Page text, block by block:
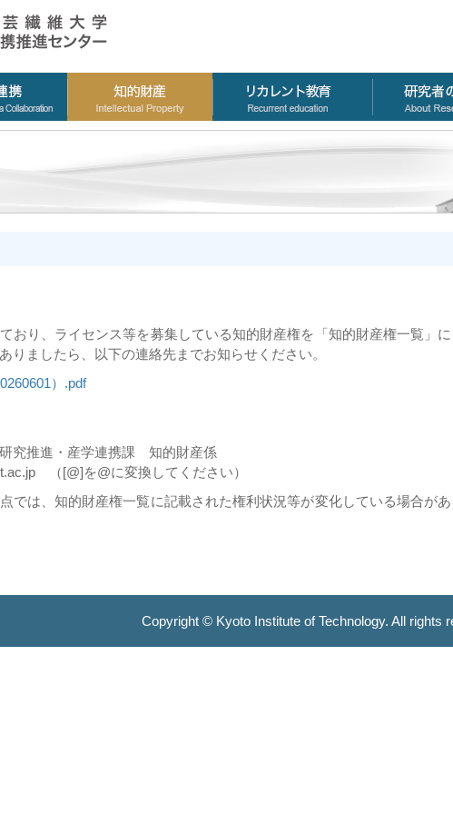
おり、ライセンス等を募集している知的財産権を「知的財産権一覧」
りましたら、以下の連絡先までお知らせください。
）.pdf
究推進・産学連携課 知的財産係
（[@]を@に変換してください）
では、知的財産権一覧に記載された権利状況等が変化している場合が
Copyright © Kyoto Institute of Technology. All rights